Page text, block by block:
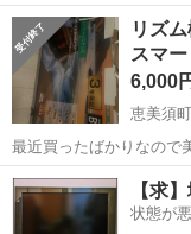
ありません。 テレビは
ですが 確認したことな
壁にかけて使用して...
大阪 大阪市 恵
リズ
スマ
6,000
恵美須
最近買ったばかりなので美品です 3万程だったと思
き YouTubeやNetflix、Amazon Prime Video、Disney+など、さまざま
なネット動画配サービス
大阪 大阪市 恵
【求
状態が